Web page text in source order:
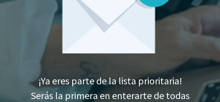
¡Ya eres parte de la lista prioritaria!
Serás la primera en enterarte de todas